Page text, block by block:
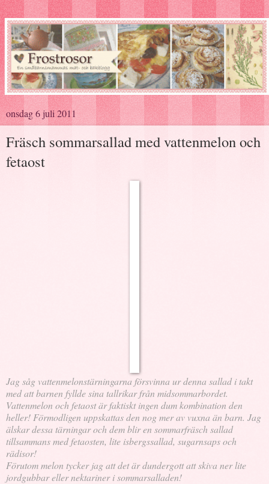
onsdag 6 juli 2011
Fräsch sommarsallad med vattenmelon och
fetaost
Jag såg vattenmelonstärningarna försvinna ur denna sallad i takt
med att barnen fyllde sina tallrikar från midsommarbordet.
Vattenmelon och fetaost är faktiskt ingen dum kombination den
heller! Förmodligen uppskattas den nog mer av vuxna än barn. Jag
älskar dessa tärningar och dem blir en sommarfräsch sallad
tillsammans med fetaosten, lite isbergssallad, sugarnsapsoch
rädisor!
Förutom melon tycker jag att det är dundergott att skiva ner lite
jordgubbar eller nektariner isommarsalladen!